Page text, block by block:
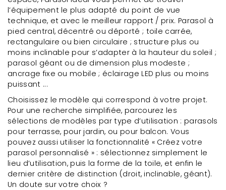
l’équipement le plus adapté du point de vue
technique, et avec le meilleur rapport / prix. Parasol à
pied central, décentré ou déporté ; toile carrée,
rectangulaire ou bien circulaire ; structure plus ou
moins inclinable pour s’adapter à la hauteur du soleil ;
parasol géant ou de dimension plus modeste ;
ancrage fixe ou mobile ; éclairage LED plus ou moins
puissant ...
Choisissez le modèle qui correspond à votre projet.
Pour une recherche simplifiée, parcourez les
sélections de modèles par type d’utilisation : parasols
pour terrasse, pour jardin, ou pour balcon. Vous
pouvez aussi utiliser la fonctionnalité « Créez votre
parasol personnalisé » : sélectionnez simplement le
lieu d’utilisation, puis la forme de la toile, et enfin le
dernier critère de distinction (droit, inclinable, géant).
Un doute sur votre choix ?